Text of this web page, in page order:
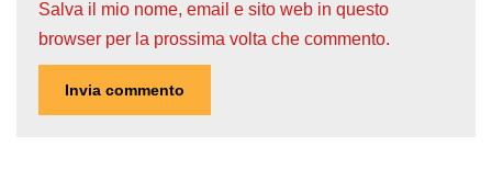
Salva il mio nome, email e sito web in questo
browser per la prossima volta che commento.